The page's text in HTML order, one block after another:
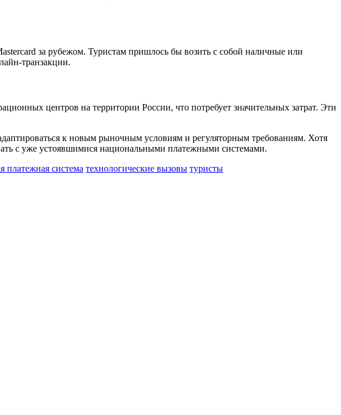
за рубежом. Туристам пришлось бы возить с собой наличные или
транзакции.
центров на территории России, что потребует значительных затрат. Эти
к новым рыночным условиям и регуляторным требованиям. Хотя
с уже устоявшимися национальными платежными системами.
платежная система технологические вызовы туристы